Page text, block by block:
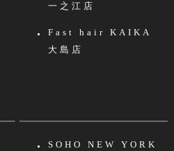
一之江店
Fast hair KAIKA
大島店
SOHO NEW YORK